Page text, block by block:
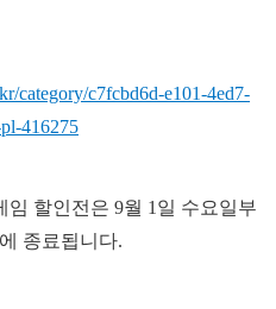
category/c7fcbd6d-e101-4ed7-
416275
임 할인전은 9월 1일 수요일부
종료됩니다.